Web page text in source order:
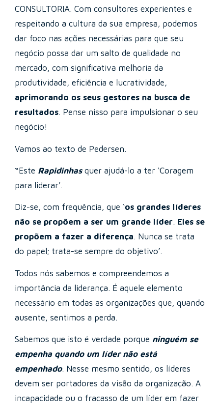
CONSULTORIA. Com consultores experientes e
respeitando a cultura da sua empresa, podemos
dar foco nas ações necessárias para que seu
negócio possa dar um salto de qualidade no
mercado, com significativa melhoria da
produtividade, eficiência e lucratividade,
aprimorando os seus gestores na busca de
resultados. Pense nisso para impulsionar o seu
negócio!
Vamos ao texto de Pedersen.
“Este Rapidinhasquer ajudá-lo a ter ‘Coragem
para liderar’.
Diz-se, com frequência, que ‘os grandes líderes
não se propõem a ser um grande líder. Eles se
propõem a fazer a diferença. Nunca se trata
do papel; trata-se sempre do objetivo’.
Todos nós sabemos e compreendemos a
importância da liderança. É aquele elemento
necessário em todas as organizações que, quando
ausente, sentimos a perda.
Sabemos que isto é verdade porque ninguém se
empenha quando um líder não está
empenhado. Nesse mesmo sentido, os líderes
devem ser portadores da visão da organização. A
incapacidade ou o fracasso de um líder em fazer